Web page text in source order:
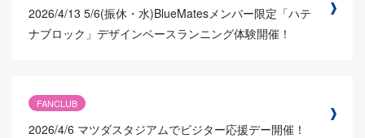
2026/4/13 5/6(振休・水)BlueMatesメンバー限定「ハテ
ナブロック」デザインベースランニング体験開催！
FANCLUB
2026/4/6 マツダスタジアムでビジター応援デー開催！